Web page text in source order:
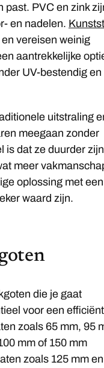
past. PVC en zink
en nadelen.
vereisen weinig
aantrekkelijke
UV-bestendig en
uitstraling
meegaan zonder
is dat ze duurder zijn
meer
oplossing met een
waard zijn.
die je gaat
voor een
zoals 65 mm, 95
mm of 150 mm
zoals 125 mm en